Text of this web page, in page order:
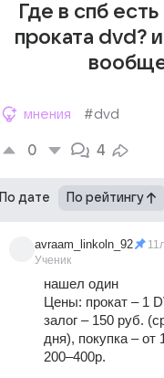
Где в спб
проката dvd?
мнения #dvd
0 4
По дате По рейтингу
avraam_linkoln_92
Ученик
нашел один
Цены: прокат – 1
залог – 150 руб.
дня), покупка – от
200–400р.